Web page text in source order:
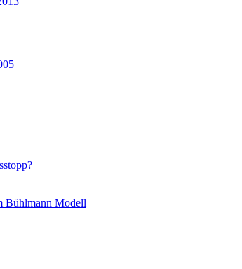
Bühlmann Modell